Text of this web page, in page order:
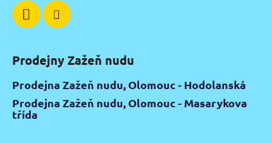
Prodejny Zažeň nudu
Prodejna Zažeň nudu, Olomouc - Hodolanská
Prodejna Zažeň nudu, Olomouc - Masarykova
třída